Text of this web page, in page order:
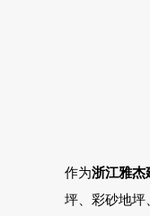
作为浙江雅杰
坪、彩砂地坪